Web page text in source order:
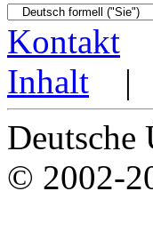
Kontakt
Inhalt
Deutsche
© 2002-